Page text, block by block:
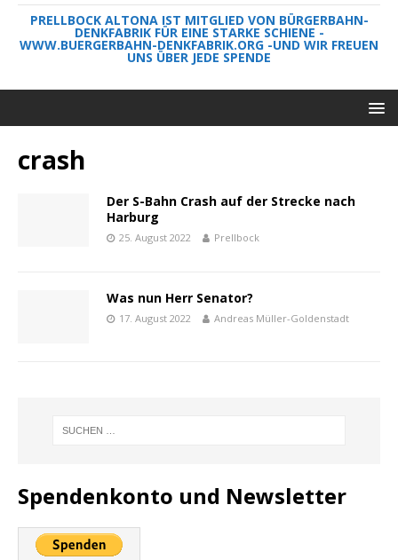
PRELLBOCK ALTONA IST MITGLIED VON BÜRGERBAHN-
DENKFABRIK FÜR EINE STARKE SCHIENE -
WWW.BUERGERBAHN-DENKFABRIK.ORG -UND WIR FREUEN
UNS ÜBER JEDE SPENDE
crash
Der S-Bahn Crash auf der Strecke nach
Harburg
25. August 2022 Prellbock
Was nun Herr Senator?
17. August 2022 Andreas Müller-Goldenstadt
Spendenkonto und Newsletter